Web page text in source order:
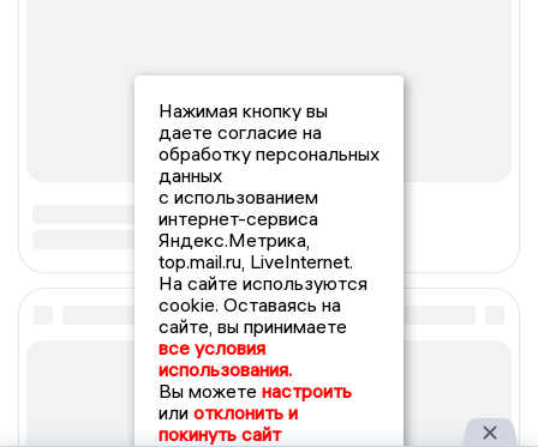
Нажимая кнопку вы
даете согласие на
обработку персональных
данных
с использованием
интернет-сервиса
Яндекс.Метрика,
top.mail.ru, LiveInternet.
На сайте используются
cookie. Оставаясь на
сайте, вы принимаете
все условия
использования.
Вы можете настроить
или отклонить и
покинуть сайт